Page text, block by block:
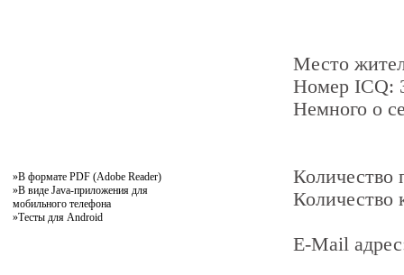
»В формате PDF (Adobe Reader)
»В виде Java-приложения для
мобильного телефона
»Тесты для Android
Место
Номер ICQ:
Немного о
Количество
E-Mail